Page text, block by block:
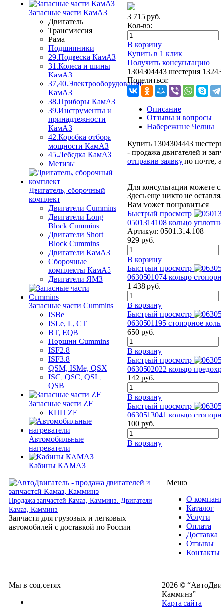
Запасные части КамАЗ
Двигатель
Трансмиссия
Рама
Подшипники
29.Подвеска КамАЗ
31.Колеса и шины
КамАЗ
37,40.Электрооборудование
КамАЗ
38.Приборы КамАЗ
39.Инструменты и
принадлежности
КамАЗ
42.Коробка отбора
мощности КамАЗ
45.Лебедка КамАЗ
Метизы
Двигатель, сборочный
комплект
Двигатели Cummins
Двигатели Long
Bloсk Cummins
Двигатели Short
Bloсk Cummins
Двигатели КамАЗ
Сборочные
комплекты КамАЗ
Двигатели ЯМЗ
Запасные части Cummins
ISBe
ISLe, L, CT
BT, EQB
Поршни Cummins
ISF2.8
ISF3.8
QSM, ISMe, QSX
ISC, QSC, QSL,
QSB
Запасные части ZF
КПП ZF
Автомобильные
нагреватели
Кабины КАМАЗ
3 715 руб.
Кол-во:
В корзину
Купить в 1 клик
Получить консультацию
1304304443 шестерня
Поделиться:
Описание
Отзывы и вопросы
Набережные Челны
Купить 1304304443
- продажа двигателей и
отправив заявку по почте,
Для консультации можете
Здесь еще никто не
Вам может понравиться
Быстрый просмотр
0501314108 кольцо
Артикул: 0501.314.108
929 руб.
В корзину
Быстрый просмотр
0630501074 кольцо
1 438 руб.
В корзину
Быстрый просмотр
0630501195 стопорное
650 руб.
В корзину
Быстрый просмотр
0630502022 кольцо
142 руб.
В корзину
Быстрый просмотр
0630513041 кольцо
100 руб.
В корзину
Продажа запчастей Камаз, Камминз. Двигатели
Камаз, Камминз
Запчасти для грузовых и легковых
автомобилей с доставкой по России
Меню
О
Каталог
Услуги
Оплата
Доставка
Отзывы
Контакты
Мы в соц.сетях
2026 ©
Камминз”
Карта сайта